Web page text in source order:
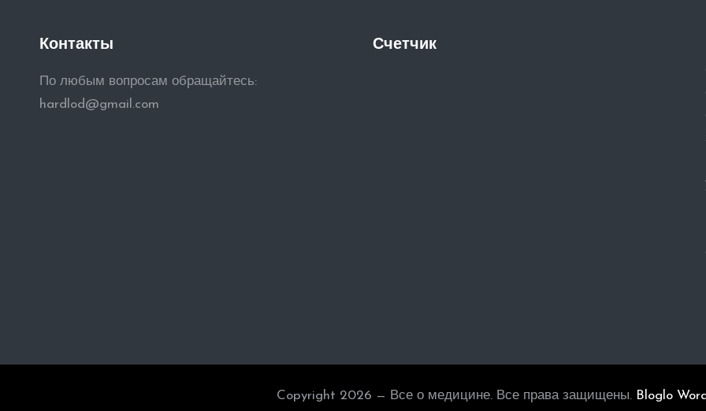
Контакты
По любым вопросам обращайтесь:
hardlod@gmail.com
Счетчик
Copyright 2026 — Все о медицине. Все права защищены. Bloglo